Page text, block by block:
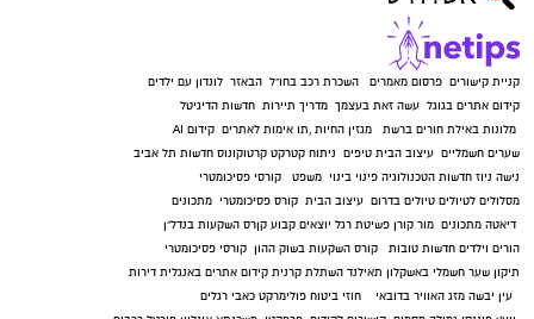
קניית קישורים פרסום מאמרים השכרת רכב בחו"ל הבאזר לונדון עם ילדים
קידום אתרים בגוגל עשה זאת בעצמך מדריך תיירות חדשות הדיגיטל
מלונות באילת חורים ברשת מגזין החיות ,תו אימות לאתרים קידום AI
שערים חשמליים עיצוב הבית טיפים ניתוח קטרקט קרטוקונוס חדשות תל אביב
נישה ניוז חדשות הטכנולוגיה פינוי בינוי משפט
קורסי פסיכומטרי
מסלולים לטיולים טיולים בדרום עיצוב הבית קורס פסיכומטרי מתכונים
דיאטה מתכונים מור קורן פשיטת רגל יוצאים קבוע קןרס השקעות בנדל"ן
הורים וילדים חדשות טובות קורס השקעות בשוק ההון קורסי פסיכומטרי
תיקון שער חשמלי באשקלון תאילנד השתלת קרנית קידום אתרים באנגלית דירות
עין יבשה מזג האוויר בדובאי חוזי ביטוח פולימרקט כאבי רגלים